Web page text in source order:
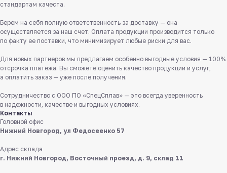
стандартам качеста.
Берем на себя полную ответственность за доставку — она
осуществляется за наш счет. Оплата продукции производится только
по факту ее поставки, что минимизирует любые риски для вас.
Для новых партнеров мы предлагаем особенно выгодные условия — 100%
отсрочка платежа. Вы сможете оценить качество продукции и услуг,
а оплатить заказ — уже после получения.
Сотрудничество с ООО ПО «СпецСплав» — это всегда уверенность
в надежности, качестве и выгодных условиях.
Контакты
Головной офис
Нижний Новгород, ул Федосеенко 57
Адрес склада
г. Нижний Новгород, Восточный проезд, д. 9, склад 11
Служба поддержки клиентов
Работаем ежедневно с 8:00 до 18:00
Пишите нам
в мессенджерах
8 831 413 29 55
Бесплатно по России